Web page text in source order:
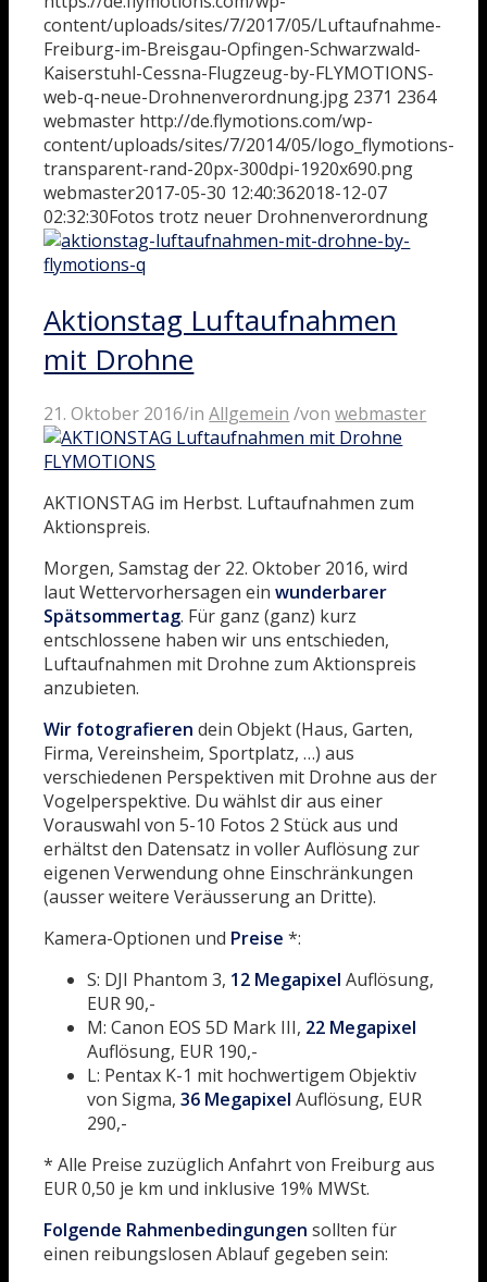
content/uploads/sites/7/2017/05/Luftaufnahme-
Freiburg-im-Breisgau-Opfingen-Schwarzwald-
Kaiserstuhl-Cessna-Flugzeug-by-FLYMOTIONS-
web-q-neue-Drohnenverordnung.jpg 2371 2364
webmaster http://de.flymotions.com/wp-
content/uploads/sites/7/2014/05/logo_flymotions-
transparent-rand-20px-300dpi-1920x690.png
webmaster2017-05-30 12:40:362018-12-07
02:32:30Fotos trotz neuer Drohnenverordnung
Aktionstag Luftaufnahmen
mit Drohne
21. Oktober 2016/inAllgemein /vonwebmaster
AKTIONSTAG im Herbst. Luftaufnahmen zum
Aktionspreis.
Morgen, Samstag der 22. Oktober 2016, wird
laut Wettervorhersagen einwunderbarer
Spätsommertag. Für ganz (ganz) kurz
entschlossene haben wir uns entschieden,
Luftaufnahmen mit Drohne zum Aktionspreis
anzubieten.
Wir fotografieren dein Objekt (Haus, Garten,
Firma, Vereinsheim, Sportplatz, …) aus
verschiedenen Perspektiven mit Drohne aus der
Vogelperspektive. Du wählst dir aus einer
Vorauswahl von 5-10 Fotos 2 Stück aus und
erhältst den Datensatz in voller Auflösung zur
eigenen Verwendung ohne Einschränkungen
(ausser weitere Veräusserung an Dritte).
Kamera-Optionen und Preise *:
S: DJI Phantom 3, 12 Megapixel Auflösung,
EUR 90,-
M: Canon EOS 5D Mark III, 22 Megapixel
Auflösung, EUR 190,-
L: Pentax K-1 mit hochwertigem Objektiv
von Sigma,36 Megapixel Auflösung, EUR
290,-
* Alle Preise zuzüglich Anfahrt von Freiburg aus
EUR 0,50 je km und inklusive 19% MWSt.
Folgende Rahmenbedingungen sollten für
einen reibungslosen Ablauf gegeben sein: